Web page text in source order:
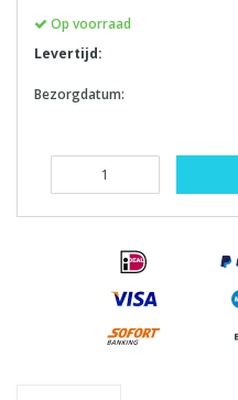
Op voorraad
Levertijd:
Bezorgdatum: